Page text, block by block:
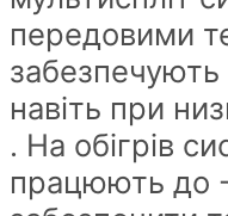
передовими
навіть при
. На обігрів
працюють до